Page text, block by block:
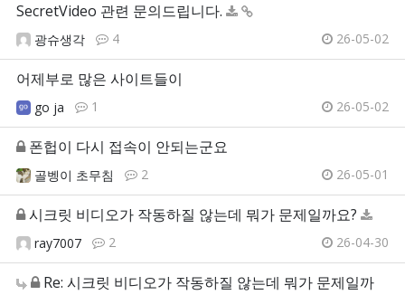
SecretVideo 관련 문의드립니다.
광슈생각 4 26-05-02
어제부로 많은 사이트들이
go ja 1 26-05-02
폰헙이 다시 접속이 안되는군요
골벵이 초무침 2 26-05-01
시크릿 비디오가 작동하질 않는데 뭐가 문제일까요?
ray7007 2 26-04-30
Re: 시크릿 비디오가 작동하질 않는데 뭐가 문제일까